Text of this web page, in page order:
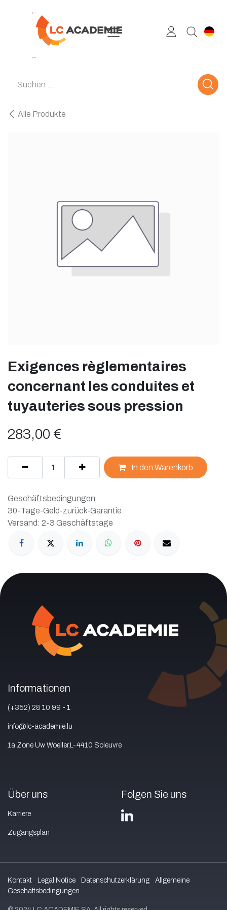
Alle Produkte
Exigences règlementaires
concernant les conduites et
tuyauteries sous pression
283,00 €
In den Warenkorb
Geschäftsbedingungen
30-Tage-Geld-zurück-Garantie
Versand: 2-3 Geschäftstage
Informationen
(+352) 28 10 99 - 1
info@lc-academie.lu
1a Zone Uw Woeller,L-4410 Soleuvre
Über uns
Karriere
Zugangsplan
Folgen Sie uns
Kontakt Legal Notice Datenschutzerklärung
Allgemeine
Geschäftsbedingungen